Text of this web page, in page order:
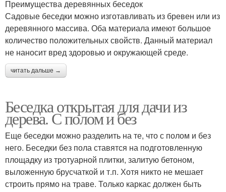
Преимущества деревянных беседок
Садовые беседки можно изготавливать из бревен или из
деревянного массива. Оба материала имеют большое
количество положительных свойств. Данный материал
не наносит вред здоровью и окружающей среде.
читать дальше →
Беседка открытая для дачи из
дерева. С полом и без
Еще беседки можно разделить на те, что с полом и без
него. Беседки без пола ставятся на подготовленную
площадку из тротуарной плитки, залитую бетоном,
выложенную брусчаткой и т.п. Хотя никто не мешает
строить прямо на траве. Только каркас должен быть